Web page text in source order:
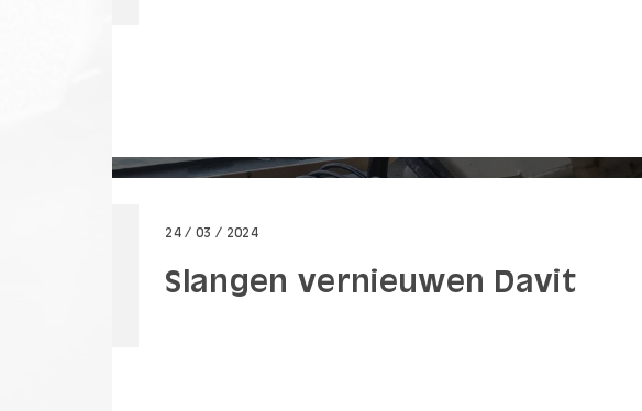
24 / 03 / 2024
Slangen vernieuwen Davit